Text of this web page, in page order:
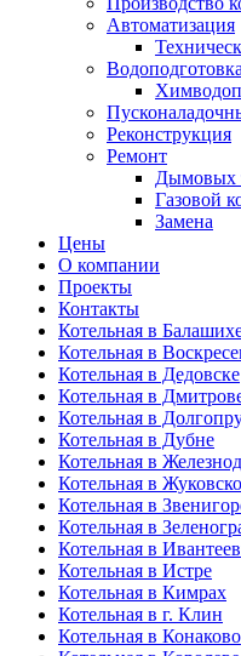
Автоматизация
Водоподготовка
Реконструкция
Ремонт
Дымовых
Газовой
Замена
Цены
О компании
Проекты
Контакты
Котельная в
Котельная в
Котельная в Дедовске
Котельная в
Котельная в
Котельная в Дубне
Котельная в
Котельная в
Котельная в
Котельная в
Котельная в
Котельная в Истре
Котельная в Кимрах
Котельная в г. Клин
Котельная в Конаково